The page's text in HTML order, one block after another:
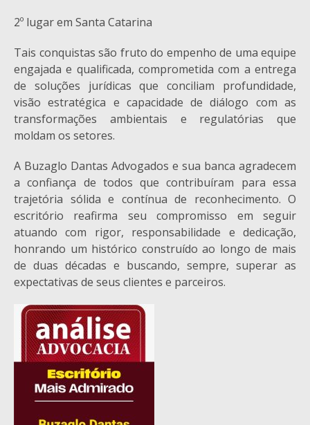
2º lugar em Santa Catarina
Tais conquistas são fruto do empenho de uma equipe
engajada e qualificada, comprometida com a entrega
de soluções jurídicas que conciliam profundidade,
visão estratégica e capacidade de diálogo com as
transformações ambientais e regulatórias que
moldam os setores.
A Buzaglo Dantas Advogados e sua banca agradecem
a confiança de todos que contribuíram para essa
trajetória sólida e contínua de reconhecimento. O
escritório reafirma seu compromisso em seguir
atuando com rigor, responsabilidade e dedicação,
honrando um histórico construído ao longo de mais
de duas décadas e buscando, sempre, superar as
expectativas de seus clientes e parceiros.